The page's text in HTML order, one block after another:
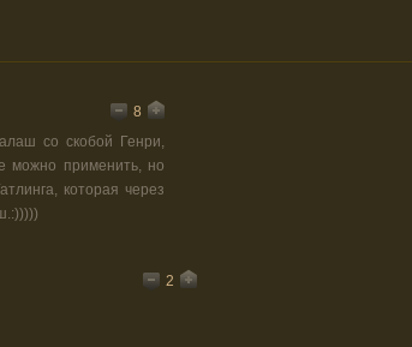
8
со скобой Генри,
можно применить, но
которая через
2